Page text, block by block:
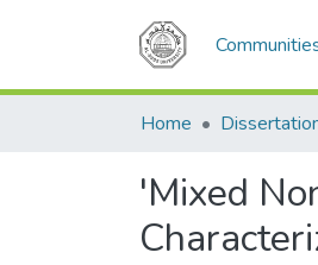
Home
'Mixed